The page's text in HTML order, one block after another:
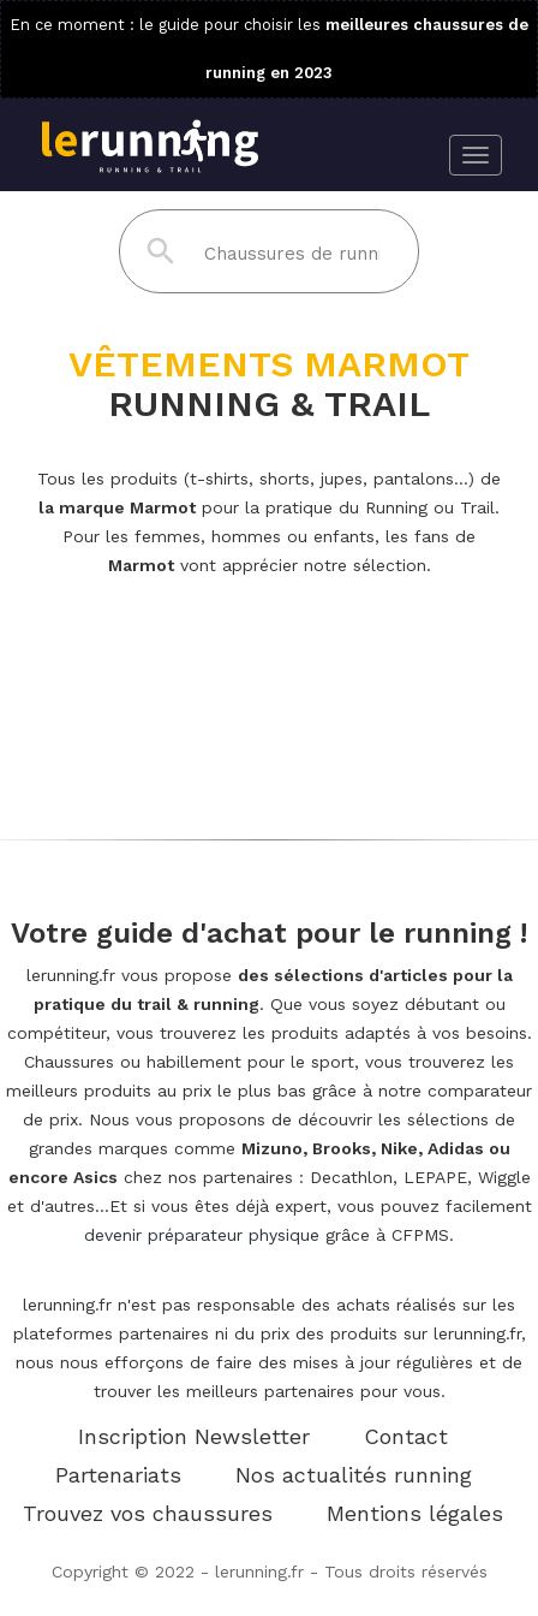
En ce moment : le guide pour choisir les meilleures chaussures de
running en 2023
VÊTEMENTS MARMOT
RUNNING & TRAIL
Tous les produits (t-shirts, shorts, jupes, pantalons...) de
la marque Marmotpour la pratique du Running ou Trail.
Pour les femmes, hommes ou enfants, les fans de
Marmotvont apprécier notre sélection.
Votre guide d'achat pour le running !
lerunning.fr vous propose des sélections d'articles pour la
pratique du trail & running. Que vous soyez débutant ou
compétiteur, vous trouverez les produits adaptés à vos besoins.
Chaussures ou habillement pour le sport, vous trouverez les
meilleurs produits au prix le plus bas grâce à notre comparateur
de prix. Nous vous proposons de découvrir les sélections de
grandes marques comme Mizuno, Brooks, Nike, Adidas ou
encore Asics chez nos partenaires : Decathlon, LEPAPE, Wiggle
et d'autres...Et si vous êtes déjà expert, vous pouvez facilement
devenir préparateur physique grâce à CFPMS.
lerunning.fr n'est pas responsable des achats réalisés sur les
plateformes partenaires ni du prix des produits sur lerunning.fr,
nous nous efforçons de faire des mises à jour régulières et de
trouver les meilleurs partenaires pour vous.
Inscription Newsletter
Contact
Partenariats
Nos actualités running
Trouvez vos chaussures
Mentions légales
Copyright © 2022 - lerunning.fr - Tous droits réservés